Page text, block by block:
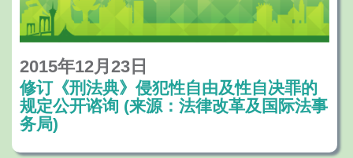
2015年12月23日
修订《刑法典》侵犯性自由及性自决罪的
规定公开谘询 (来源：法律改革及国际法事
务局)